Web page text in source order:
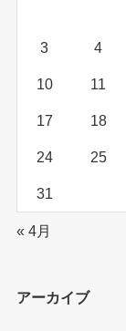
3 4
10 11
17 18
24 25
31
« 4月
アーカイブ